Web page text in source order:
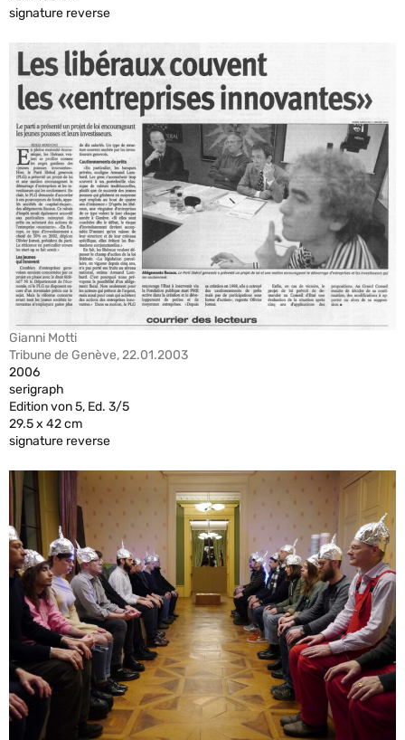
signature reverse
Gianni Motti
Tribune de Genève, 22.01.2003
2006
serigraph
Edition von 5, Ed. 3/5
29.5 x 42 cm
signature reverse